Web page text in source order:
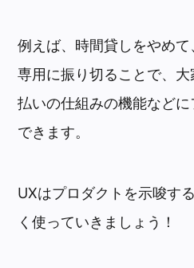
例えば、時間貸しをやめ
専用に振り切ることで、
払いの仕組みの機能など
できます。
UXはプロダクトを示唆す
く使っていきましょう！